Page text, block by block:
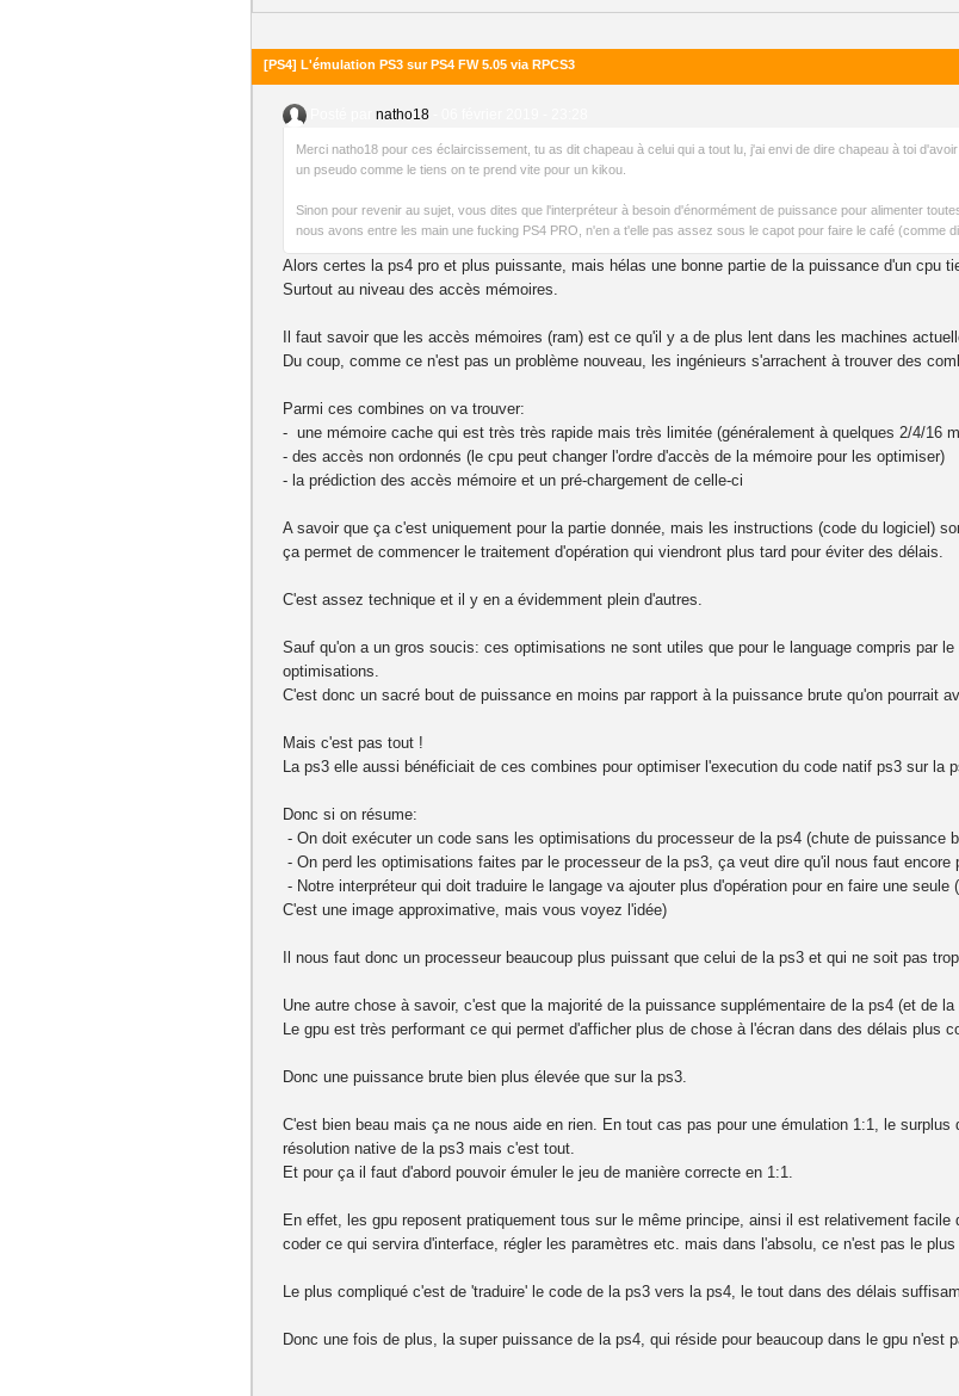
[PS4] L'émulation PS3 sur PS4 FW 5.05 via RPCS3
natho18
Merci natho18 pour ces éclaircissement, tu as dit chapeau à celui qui a tout lu, j'ai envi de dire chapeau à toi
un pseudo comme le tiens on te prend vite pour un kikou.
Sinon pour revenir au sujet, vous dites que l'interpréteur à besoin d'énormément de puissance pour alimenter
nous avons entre les main une fucking PS4 PRO, n'en a t'elle pas assez sous le capot pour faire le café (comme
Alors certes la ps4 pro et plus puissante, mais hélas une bonne partie de la puissance d'un cpu
Surtout au niveau des accès mémoires.
Il faut savoir que les accès mémoires (ram) est ce qu'il y a de plus lent dans les machines
Du coup, comme ce n'est pas un problème nouveau, les ingénieurs s'arrachent à trouver des
Parmi ces combines on va trouver:
- une mémoire cache qui est très très rapide mais très limitée (généralement à quelques 2/4/16
- des accès non ordonnés (le cpu peut changer l'ordre d'accès de la mémoire pour les optimiser)
- la prédiction des accès mémoire et un pré-chargement de celle-ci
A savoir que ça c'est uniquement pour la partie donnée, mais les instructions (code du logiciel)
ça permet de commencer le traitement d'opération qui viendront plus tard pour éviter des délais.
C'est assez technique et il y en a évidemment plein d'autres.
Sauf qu'on a un gros soucis: ces optimisations ne sont utiles que pour le language compris par
optimisations.
C'est donc un sacré bout de puissance en moins par rapport à la puissance brute qu'on pourrait
Mais c'est pas tout !
La ps3 elle aussi bénéficiait de ces combines pour optimiser l'execution du code natif ps3 sur la
Donc si on résume:
- On doit exécuter un code sans les optimisations du processeur de la ps4 (chute de puissance
- On perd les optimisations faites par le processeur de la ps3, ça veut dire qu'il nous faut encore
- Notre interpréteur qui doit traduire le langage va ajouter plus d'opération pour en faire une
C'est une image approximative, mais vous voyez l'idée)
Il nous faut donc un processeur beaucoup plus puissant que celui de la ps3 et qui ne soit pas
Une autre chose à savoir, c'est que la majorité de la puissance supplémentaire de la ps4 (et de
Le gpu est très performant ce qui permet d'afficher plus de chose à l'écran dans des délais plus
Donc une puissance brute bien plus élevée que sur la ps3.
C'est bien beau mais ça ne nous aide en rien. En tout cas pas pour une émulation 1:1, le
résolution native de la ps3 mais c'est tout.
Et pour ça il faut d'abord pouvoir émuler le jeu de manière correcte en 1:1.
En effet, les gpu reposent pratiquement tous sur le même principe, ainsi il est relativement
coder ce qui servira d'interface, régler les paramètres etc. mais dans l'absolu, ce n'est pas le plus
Le plus compliqué c'est de 'traduire' le code de la ps3 vers la ps4, le tout dans des délais
Donc une fois de plus, la super puissance de la ps4, qui réside pour beaucoup dans le gpu n'est